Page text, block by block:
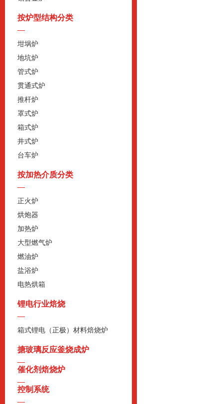
按炉型结构分类
坩埚炉
地坑炉
管式炉
贯通式炉
推杆炉
罩式炉
箱式炉
井式炉
台车炉
按加热介质分类
正火炉
烘炮器
加热炉
大型燃气炉
燃油炉
盐浴炉
电热烘箱
锂电行业焙烧
箱式锂电（正极）材料焙烧炉
搪玻璃反应釜烧成炉
催化剂焙烧炉
控制系统